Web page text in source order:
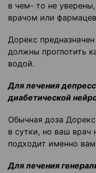
в чем- то не
врачом или
Дорекс
должны проглотить
водой.
Для лечения
диабетической
Обычная доза
в сутки, но ваш врач
подходит именно
Для лечения